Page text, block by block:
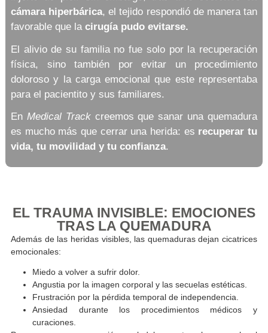
Un caso real que inspira
EnMedical Trackacompañamos a un
paciente de apenas 1 año y medio que sufrió
quemadura grave en el pie con agua caliente.
Inicialmente, los médicos consideraban
cámara hiperbárica
, el tejido respondió de
favorable que lacirugía pudo evitarse.
El alivio de su familia no fue solo por la
para el pacientito y sus familiares.
EnMedical Track creemos que sanar una
es mucho más que cerrar una herida: es
vida, tu movilidad y tu confianza